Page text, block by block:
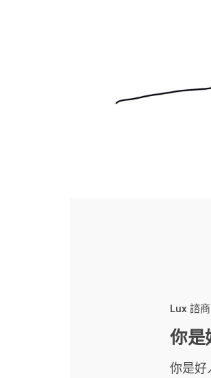
Lux 諮
你是
你是好